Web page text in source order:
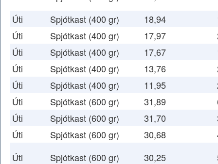
Úti
Spjótkast (400 gr) 18,94
Úti
Spjótkast (400 gr) 17,97
Úti
Spjótkast (400 gr) 17,67
Úti
Spjótkast (400 gr) 13,76
Úti
Spjótkast (400 gr) 11,95
Úti
Spjótkast (600 gr) 31,89
Úti
Spjótkast (600 gr) 31,70
Úti
Spjótkast (600 gr) 30,68
Úti
Spjótkast (600 gr) 30,25